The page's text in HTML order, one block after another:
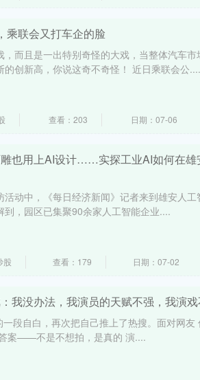
乘联会又打车企的脸
而且是一出特别奇怪的大戏，当整体汽车市
创新高，你说这奇不奇怪！ 近日乘联会公....
查看：203 日期：07-06
也用上AI设计……实探工业AI如何在雄
动中，《每日经济新闻》记者来到雄安人工
，园区已集聚90余家人工智能企业....
股 查看：179 日期：07-02
我没办法，我演员的天赋不强，我演
段自白，再次把自己推上了热搜。面对网友
案——不是不想拍，是真的 演....